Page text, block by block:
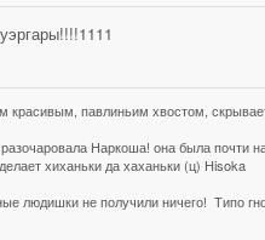
красивым, павлиньим хвостом,
Наркоша! она была почти
хиханьки да хаханьки (ц) Hisoka
людишки не получили ничего! Типо